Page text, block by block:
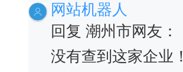
网站机器人
回复 潮州市网友：
没有查到这家企业！